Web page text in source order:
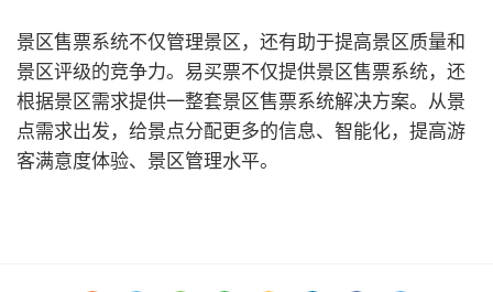
景区售票系统不仅管理景区，还有助于提高景区质量和
景区评级的竞争力。易买票不仅提供景区售票系统，还
根据景区需求提供一整套景区售票系统解决方案。从景
点需求出发，给景点分配更多的信息、智能化，提高游
客满意度体验、景区管理水平。